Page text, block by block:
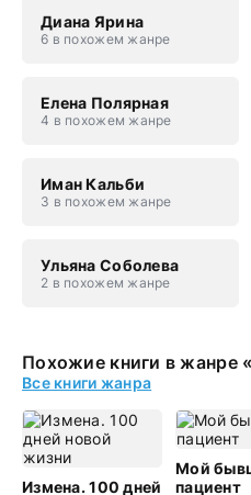
Диана Ярина
6 в похожем жанре
Елена Полярная
4 в похожем жанре
Иман Кальби
3 в похожем жанре
Ульяна Соболева
2 в похожем жанре
Похожие книги в жанре
Все книги жанра
Измена. 100 дней
Мой
пациент